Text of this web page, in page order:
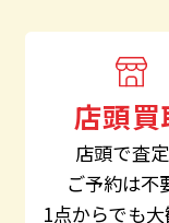
店頭買
店頭で査定
ご予約は不
1点からでも大